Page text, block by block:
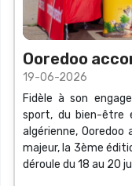
Ooredoo
du Festival
19-06-2026
Fidèle à son
sport, du bien-être
algérienne,
majeur, la 3ème
déroule du 18 au 20